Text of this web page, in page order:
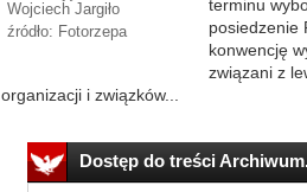
Wojciech Jargiło
źródło: Fotorzepa
terminu
posiedzenie
konwencję
związani z
organizacji i związków...
Dostęp do treści